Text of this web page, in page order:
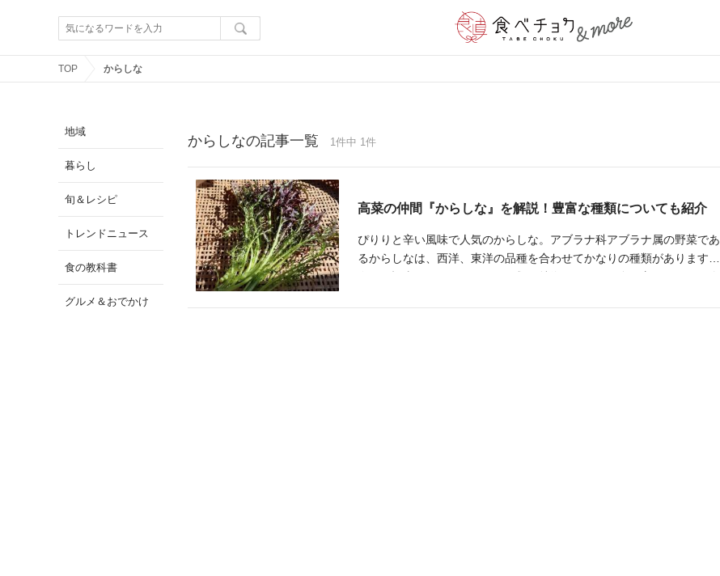
TOP からしな
地域
暮らし
旬＆レシピ
トレンドニュース
食の教科書
グルメ＆おでかけ
からしなの記事一覧 1件中 1件
高菜の仲間『からしな』を解説！豊富な種類についても紹介
ぴりりと辛い風味で人気のからしな。アブラナ科アブラナ属の野菜であ
るからしなは、西洋、東洋の品種を合わせてかなりの種類があります。